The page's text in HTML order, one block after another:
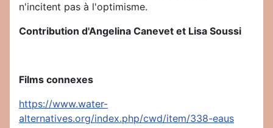
n'incitent pas à l'optimisme.
Contribution d'Angelina Canevet et Lisa Soussi
Films connexes
https://www.water-
alternatives.org/index.php/cwd/item/338-eaus